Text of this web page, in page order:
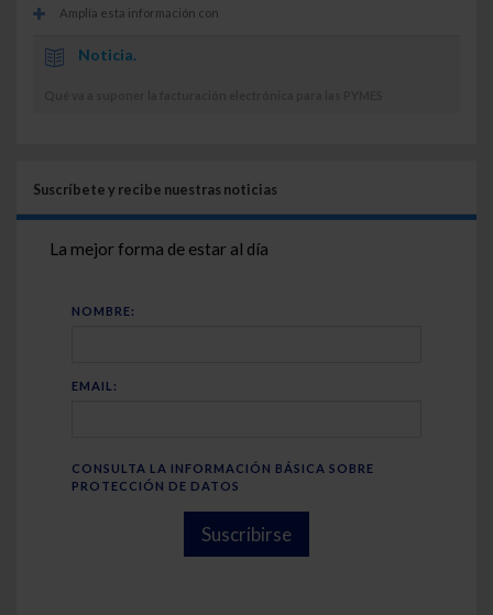
Amplía esta información con
Noticia.
Suscríbete y recibe nuestras noticias
La mejor forma de estar al día
NOMBRE:
EMAIL:
CONSULTA LA INFORMACIÓN BÁSICA SOBRE
PROTECCIÓN DE DATOS
Suscribirse